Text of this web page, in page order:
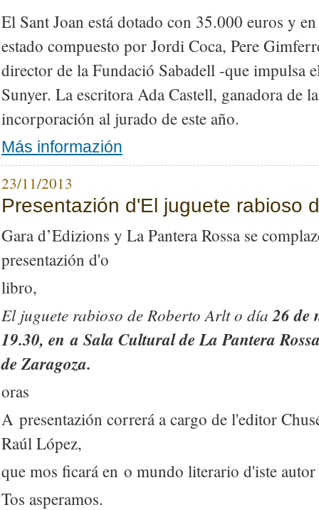
El Sant Joan está dotado con 35.000 euros y
estado compuesto por Jordi Coca, Pere
director de la Fundació Sabadell -que impulsa
Sunyer. La escritora Ada Castell, ganadora de
incorporación al jurado de este año.
Más informazión
23/11/2013
Presentazión d'El juguete rabioso
Gara d’Edizions y La Pantera Rossa se
presentazión d'o
libro,
El juguete rabioso de Roberto Arlt o día 26 de
19.30, en a Sala Cultural de La Pantera
de Zaragoza.
oras
A presentazión correrá a cargo de l'editor
Raúl López,
que mos ficará en o mundo literario d'iste
Tos asperamos.